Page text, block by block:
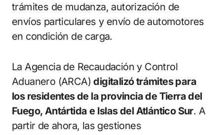
trámites de mudanza, autorización de
envíos particulares y envío de automotores
en condición de carga.
La Agencia de Recaudación y Control
Aduanero (ARCA)digitalizó trámites para
los residentes de la provincia de Tierra del
Fuego, Antártida e Islas del Atlántico Sur. A
partir de ahora, las gestiones